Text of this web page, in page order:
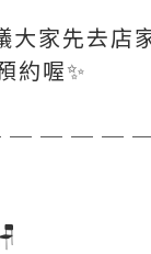
大家先去店
約喔✨
─ ─ ─ ─